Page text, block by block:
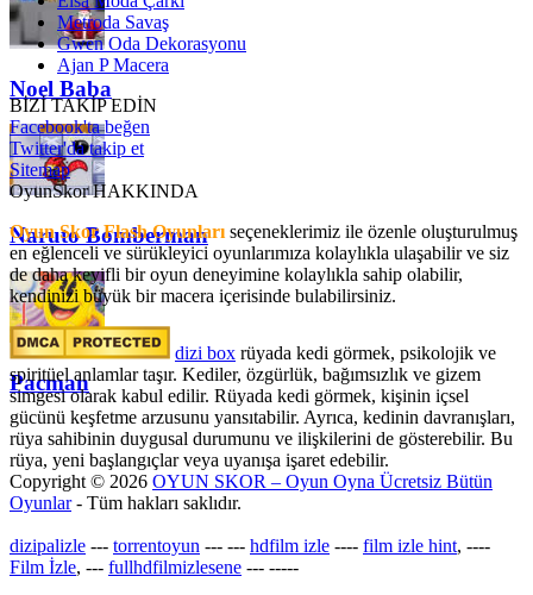
Noel Baba
Naruto Bomberman
Pacman
Metroda Savaş
Gwen Oda Dekorasyonu
Ajan P Macera
BİZİ TAKİP EDİN
Facebook'ta beğen
Twitter'da takip et
Sitemap
OyunSkor HAKKINDA
Oyun Skor Flash Oyunları seçeneklerimiz ile özenle oluşturulmuş
en eğlenceli ve sürükleyici oyunlarımıza kolaylıkla ulaşabilir ve siz
de daha keyifli bir oyun deneyimine kolaylıkla sahip olabilir,
kendinizi büyük bir macera içerisinde bulabilirsiniz.
dizi box rüyada kedi görmek​, psikolojik ve
spiritüel anlamlar taşır. Kediler, özgürlük, bağımsızlık ve gizem
simgesi olarak kabul edilir. Rüyada kedi görmek, kişinin içsel
gücünü keşfetme arzusunu yansıtabilir. Ayrıca, kedinin davranışları,
rüya sahibinin duygusal durumunu ve ilişkilerini de gösterebilir. Bu
rüya, yeni başlangıçlar veya uyanışa işaret edebilir.
Copyright © 2026 OYUN SKOR – Oyun Oyna Ücretsiz Bütün
Oyunlar- Tüm hakları saklıdır.
dizipalizle --- torrentoyun --- --- hdfilm izle ---- film izle hint, ----
Film İzle, --- fullhdfilmizlesene --- -----